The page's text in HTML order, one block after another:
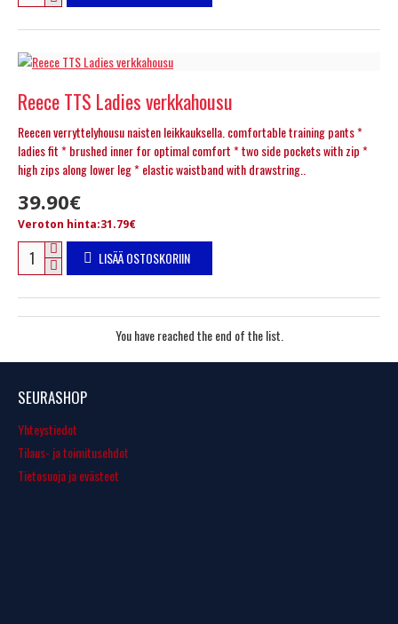
Reece TTS Ladies verkkahousu
Reecen verryttelyhousu naisten leikkauksella. comfortable training pants *
ladies fit * brushed inner for optimal comfort * two side pockets with zip *
high zips along lower leg * elastic waistband with drawstring..
39.90€
Veroton hinta:31.79€
LISÄÄ OSTOSKORIIN
You have reached the end of the list.
SEURASHOP
Yhteystiedot
Tilaus- ja toimitusehdot
Tietosuoja ja evästeet